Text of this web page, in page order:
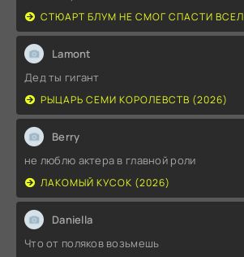
СТЮАРТ БЛУМ НЕ СМОГ СПАСТИ
Lamont
Дед ты гигант
РЫЦАРЬ СЕМИ КОРОЛЕВСТВ (2026)
Berry
не люблю актера в главной роли
ЛАКОМЫЙ КУСОК (2026)
Daniella
Что от поляков возьмешь